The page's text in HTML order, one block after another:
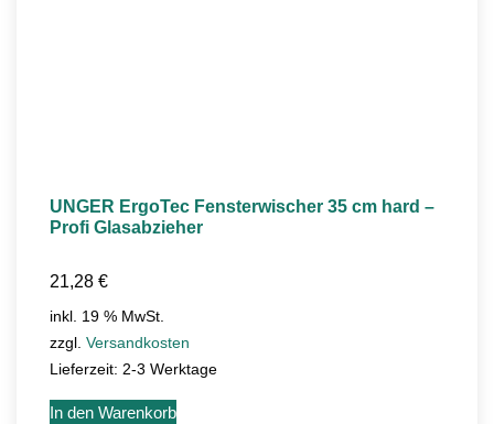
UNGER ErgoTec Fensterwischer 35 cm hard –
Profi Glasabzieher
21,28 €
inkl. 19 % MwSt.
zzgl. Versandkosten
Lieferzeit: 2-3 Werktage
In den Warenkorb